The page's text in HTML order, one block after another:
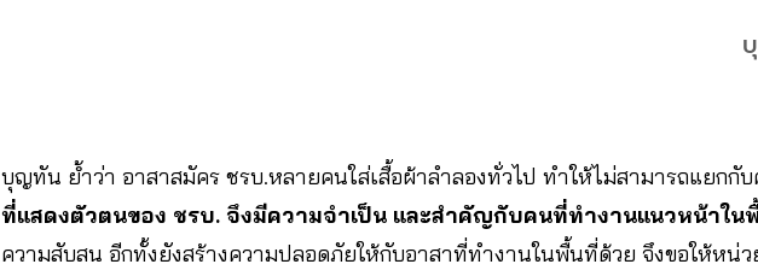
บุญทัน ย้ำว่า อาสาสมัคร ชรบ.หลายคนใส่เสื้อผ้าลำลองทั่วไป ทำให้ไม่สามารถแยกกั
ที่แสดงตัวตนของ ชรบ. จึงมีความจำเป็น และสำคัญกับคนที่ทำงานแนวหน้าใน
ความสับสน อีกทั้งยังสร้างความปลอดภัยให้กับอาสาที่ทำงานในพื้นที่ด้วย จึงขอให้หน่ว